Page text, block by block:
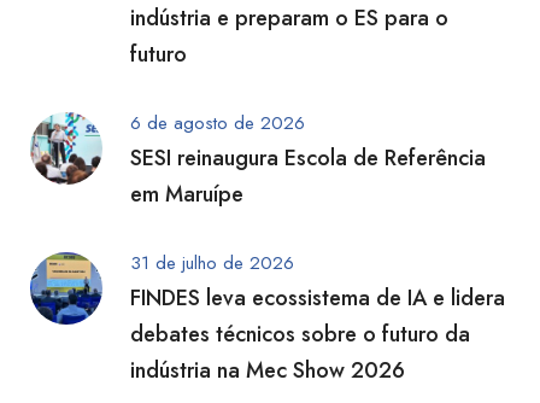
indústria e preparam o ES para o
futuro
6 de agosto de 2026
SESI reinaugura Escola de Referência
em Maruípe
31 de julho de 2026
FINDES leva ecossistema de IA e lidera
debates técnicos sobre o futuro da
indústria na Mec Show 2026